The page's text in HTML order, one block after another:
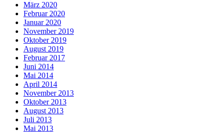
März 2020
Februar 2020
Januar 2020
November 2019
Oktober 2019
August 2019
Februar 2017
Juni 2014
Mai 2014
April 2014
November 2013
Oktober 2013
August 2013
Juli 2013
Mai 2013